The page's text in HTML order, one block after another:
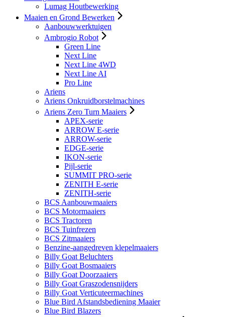
Lumag Houtbewerking
Maaien en Grond Bewerken
Aanbouwwerktuigen
Ambrogio Robot
Green Line
Next Line
Next Line 4WD
Next Line AI
Pro Line
Ariens
Ariens Onkruidborstelmachines
Ariens Zero Turn Maaiers
APEX-serie
ARROW E-serie
ARROW-serie
EDGE-serie
IKON-serie
Pijl-serie
SUMMIT PRO-serie
ZENITH E-serie
ZENITH-serie
BCS Aanbouwmaaiers
BCS Motormaaiers
BCS Tractoren
BCS Tuinfrezen
BCS Zitmaaiers
Benzine-aangedreven klepelmaaiers
Billy Goat Beluchters
Billy Goat Bosmaaiers
Billy Goat Doorzaaiers
Billy Goat Graszodensnijders
Billy Goat Verticuteermachines
Blue Bird Afstandsbediening Maaier
Blue Bird Blazers